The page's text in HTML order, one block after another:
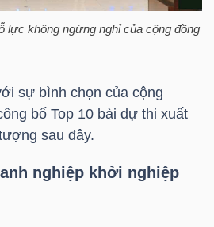
lực không ngừng nghỉ của cộng đồng
sự bình chọn của cộng
bố Top 10 bài dự thi xuất
sau đây.
nghiệp khởi nghiệp